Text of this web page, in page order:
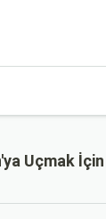
Uçmak